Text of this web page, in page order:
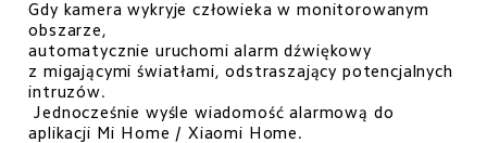
Gdy kamera wykryje człowieka w monitorowanym
obszarze,
automatycznie uruchomi alarm dźwiękowy
z migającymi światłami, odstraszający potencjalnych
intruzów.
Jednocześnie wyśle wiadomość alarmową do
aplikacji Mi Home / Xiaomi Home.